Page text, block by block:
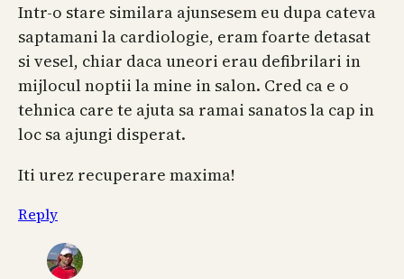
Intr-o stare similara ajunsesem eu dupa cateva
saptamani la cardiologie, eram foarte detasat
si vesel, chiar daca uneori erau defibrilari in
mijlocul noptii la mine in salon. Cred ca e o
tehnica care te ajuta sa ramai sanatos la cap in
loc sa ajungi disperat.
Iti urez recuperare maxima!
Reply